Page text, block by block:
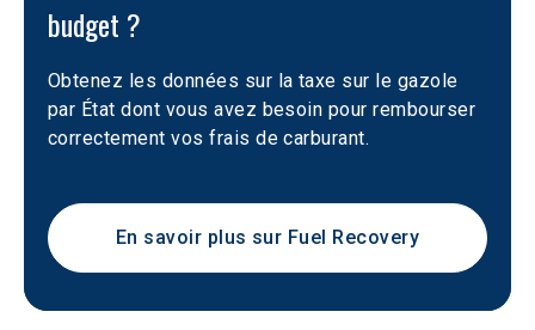
budget ?
Obtenez les données sur la taxe sur le gazole
par État dont vous avez besoin pour rembourser
correctement vos frais de carburant.
En savoir plus sur Fuel Recovery